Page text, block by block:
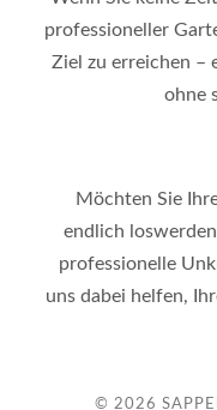
professioneller
Ziel zu erreichen –
ohne
Möchten Sie
endlich
professionelle
uns dabei helfen,
© 2026